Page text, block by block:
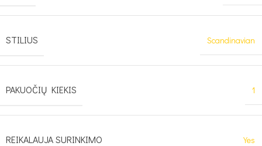
STILIUS Scandinavian
PAKUOČIŲ KIEKIS 1
REIKALAUJA SURINKIMO Yes